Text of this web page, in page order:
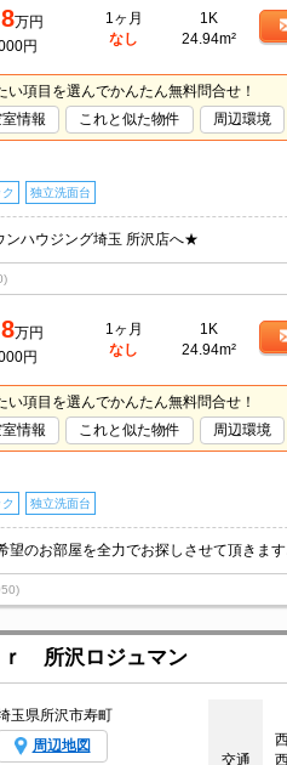
万円
円
1ヶ月
なし
1K
24.94m²
い項目を選んでかんたん無料問合せ！
室情報 これと似た物件 周辺環境
独立洗面台
ンハウジング埼玉 所沢店へ★
万円
円
1ヶ月
なし
1K
24.94m²
い項目を選んでかんたん無料問合せ！
室情報 これと似た物件 周辺環境
独立洗面台
のお部屋を全力でお探しさせて頂きます
所沢ロジュマン
玉県所沢市寿町
周辺地図
交通